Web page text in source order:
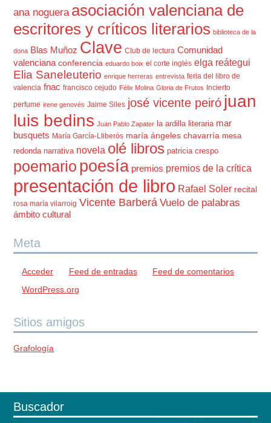
ana noguera asociación valenciana de
escritores y críticos literarios biblioteca de la
dona Blas Muñoz Clave Club de lectura Comunidad
valenciana conferencia eduardo boix el corte inglés elga reátegui
Elia Saneleuterio enrique herreras entrevista feria del libro de
valencia fnac francisco cejudo Félix Molina Gloria de Frutos Incierto
perfume irene genovés Jaime Siles josé vicente peiró juan
luis bedins Juan Pablo Zapater la ardilla literaria mar
busquets María García-Lliberós maría ángeles chavarría mesa
redonda narrativa novela olé libros patricia crespo
poemario poesía premios premios de la crítica
presentación de libro Rafael Soler recital
rosa maría vilarroig Vicente Barberá Vuelo de palabras
ámbito cultural
Meta
Acceder Feed de entradas
Feed de comentarios
WordPress.org
Sitios amigos
Grafología
Buscador